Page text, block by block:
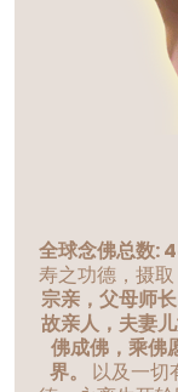
全球念佛总数:
寿之功德，摄取
宗亲，父母师
故亲人，夫妻
佛成佛，乘佛
界。 以及一切